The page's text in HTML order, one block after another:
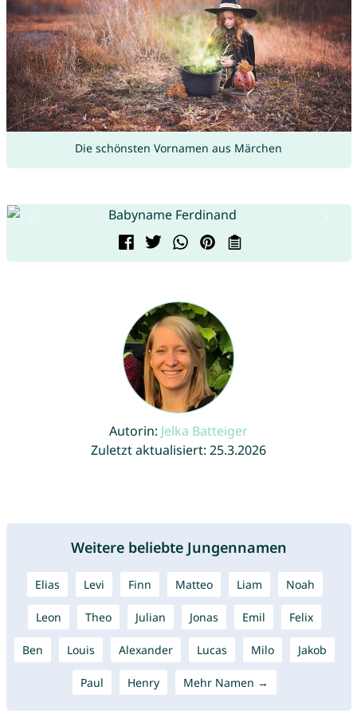
Die schönsten Vornamen aus Märchen
Autorin: Jelka Batteiger
Zuletzt aktualisiert: 25.3.2026
Weitere beliebte Jungennamen
Elias Levi Finn Matteo Liam Noah
Leon Theo Julian Jonas Emil Felix
Ben Louis Alexander Lucas Milo Jakob
Paul Henry Mehr Namen →